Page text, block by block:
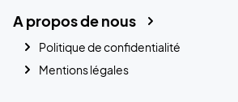
A propos de nous
Politique de confidentialité
Mentions légales